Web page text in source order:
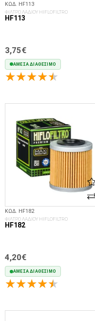
ΚΩΔ. HF113
ΦΙΛΤΡΟ ΛΑΔΙΟΥ HIFLOFILTRO
HF113
3,75€
ΆΜΕΣΑ ΔΙΑΘΈΣΙΜΟ
ΚΩΔ. HF182
ΦΙΛΤΡΟ ΛΑΔΙΟΥ HIFLOFILTRO
HF182
4,20€
ΆΜΕΣΑ ΔΙΑΘΈΣΙΜΟ